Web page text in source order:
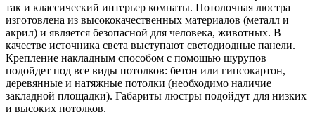
так и классический интерьер комнаты. Потолочная люстра
изготовлена из высококачественных материалов (металл и
акрил) и является безопасной для человека, животных. В
качестве источника света выступают светодиодные панели.
Крепление накладным способом с помощью шурупов
подойдет под все виды потолков: бетон или гипсокартон,
деревянные и натяжные потолки (необходимо наличие
закладной площадки). Габариты люстры подойдут для низких
и высоких потолков.